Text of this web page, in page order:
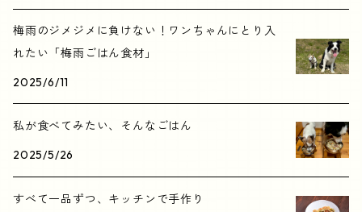
梅雨のジメジメに負けない！ワンちゃんにとり入
れたい「梅雨ごはん食材」
2025/6/11
私が食べてみたい、そんなごはん
2025/5/26
すべて一品ずつ、キッチンで手作り